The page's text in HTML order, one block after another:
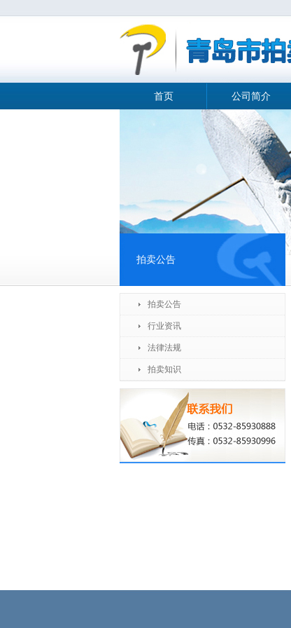
首页 公司简介
拍卖公告
拍卖公告
行业资讯
法律法规
拍卖知识